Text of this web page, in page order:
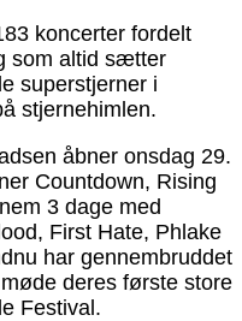
koncerter fordelt
som altid sætter
superstjerner i
stjernehimlen.
åbner onsdag 29.
Countdown, Rising
3 dage med
First Hate, Phlake
har gennembruddet
deres første store
Festival.